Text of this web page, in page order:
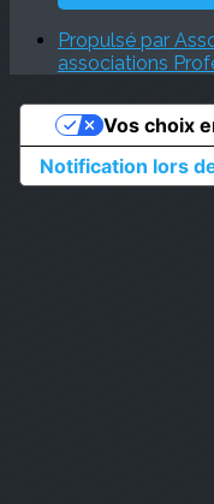
Propulsé par
associations
Notification lors
Vos choix